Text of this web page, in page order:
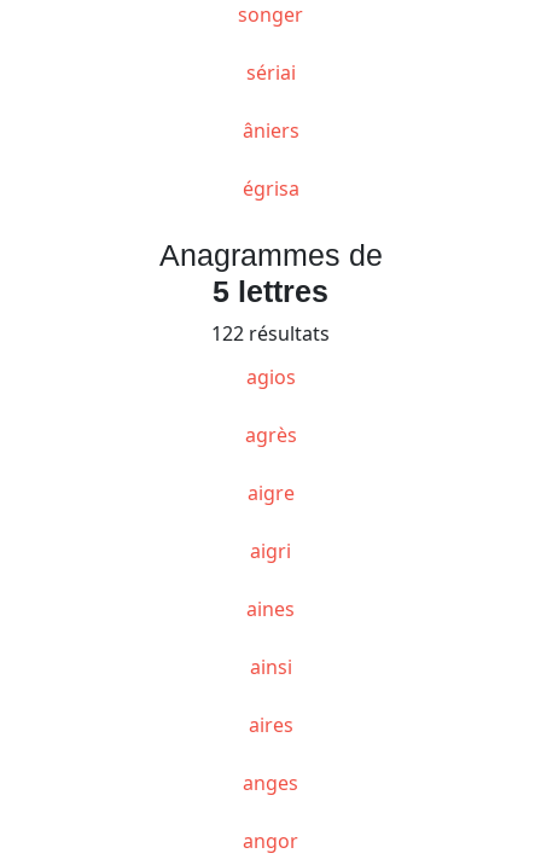
songer
sériai
âniers
égrisa
Anagrammes de
5 lettres
122 résultats
agios
agrès
aigre
aigri
aines
ainsi
aires
anges
angor